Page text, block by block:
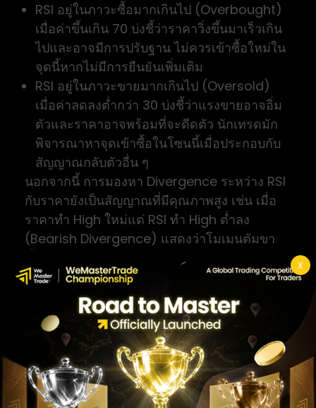
X
RSI อยู่ในภาวะซื้อมากเกินไป (Overbought)
เมื่อค่าขึ้นเกิน 70 บ่งชี้ว่าราคาวิ่งขึ้นมาเร็วเกิน
ไปและอาจมีการปรับฐาน ไม่ควรเข้าซื้อใหม่ใน
จุดนี้หากไม่มีการยืนยันเพิ่มเติม
RSI อยู่ในภาวะขายมากเกินไป (Oversold)
เมื่อค่าลดลงต่ำกว่า 30 บ่งชี้ว่าแรงขายอาจอิ่ม
ตัวและราคาอาจพร้อมที่จะดีดตัว นักเทรดมัก
พิจารณาหาจุดเข้าซื้อในโซนนี้เมื่อประกอบกับ
สัญญาณกลับตัวอื่น ๆ
นอกจากนี้ การมองหา Divergence ระหว่าง RSI
กับราคายังเป็นสัญญาณที่มีคุณภาพสูง เช่น เมื่อ
ราคาทำ High ใหม่แต่ RSI ทำ High ต่ำลง
(Bearish Divergence) แสดงว่าโมเมนตัมขา
สัญญาณ MACD
MACD ประกอบด้วย 3 ส่วน ได้แก่ MACD Line,
Signal Line และ Histogram สัญญาณ MACD ที่
ใช้กันทั่วไปมีดังนี้
MACD Line ตัดขึ้นผ่าน Signal Line —
สัญญาณซื้อ โดยเฉพาะเมื่อเกิดขึ้นต่ำกว่าเส้น